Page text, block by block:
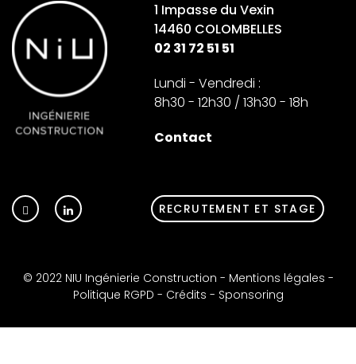
1 Impasse du Vexin
14460 COLOMBELLES
02 31 72 51 51
Lundi - Vendredi :
8h30 - 12h30 / 13h30 - 18h
Contact
RECRUTEMENT ET STAGE
© 2022 NIU Ingénierie Construction - Mentions légales -
Politique RGPD - Crédits - Sponsoring